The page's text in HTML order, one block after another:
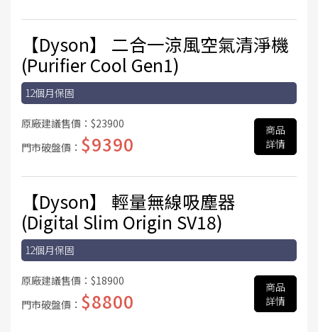
【Dyson】 二合一涼風空氣清淨機
(Purifier Cool Gen1)
12個月保固
原廠建議售價： $23900
門市破盤價： $9390
商品
詳情
【Dyson】 輕量無線吸塵器
(Digital Slim Origin SV18)
12個月保固
原廠建議售價： $18900
門市破盤價： $8800
商品
詳情